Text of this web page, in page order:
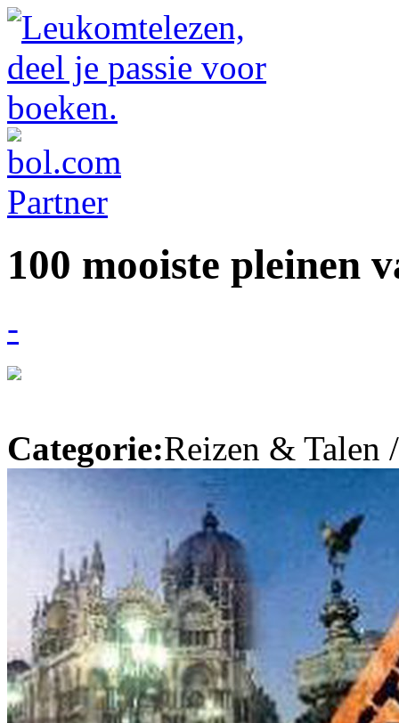
100 mooiste pleinen
-
Categorie:Reizen & Talen